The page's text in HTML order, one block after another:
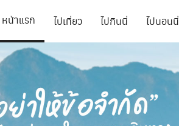
หน้าแรก ไปเที่ยว ไปกินนี่ ไปนอนนี่